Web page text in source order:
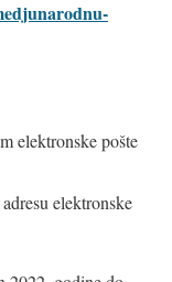
elektronske pošte
elektronske